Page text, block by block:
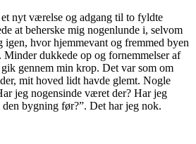
nyt værelse og adgang til to fyldte
at beherske mig nogenlunde i, selvom
igen, hvor hjemmevant og fremmed byen
Minder dukkede op og fornemmelser af
gennem min krop. Det var som om
mit hoved lidt havde glemt. Nogle
jeg nogensinde været der? Har jeg
bygning før?”. Det har jeg nok.